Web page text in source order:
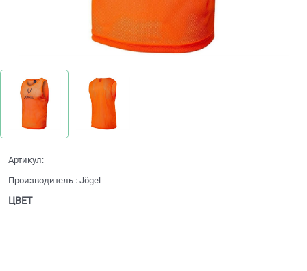
Артикул:
Производитель : Jögel
ЦВЕТ